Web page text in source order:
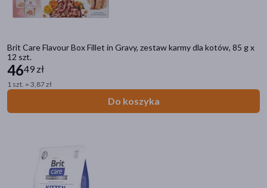
Brit Care Flavour Box Fillet in Gravy, zestaw karmy dla kotów, 85 g x
12 szt.
4649 zł
1 szt. = 3,87 zł
Do koszyka